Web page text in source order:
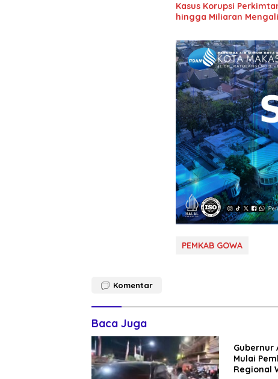
Kasus Korupsi
hingga Miliaran
PEMKAB GOWA
Komentar
Baca Juga
Gubernur
Mulai
Regional